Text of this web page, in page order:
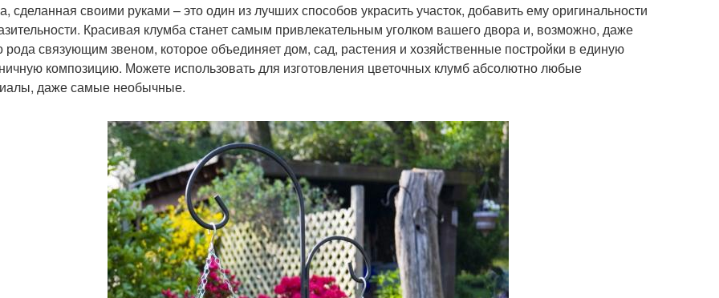
сделанная своими руками – это один из лучших способов украсить участок, добавить ему оригинальности
Красивая клумба станет самым привлекательным уголком вашего двора и, возможно, даже
рода связующим звеном, которое объединяет дом, сад, растения и хозяйственные постройки в единую
композицию. Можете использовать для изготовления цветочных клумб абсолютно любые
даже самые необычные.